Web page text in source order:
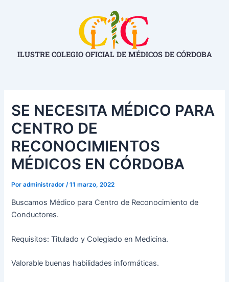
ILUSTRE COLEGIO OFICIAL DE MÉDICOS DE CÓRDOBA
SE NECESITA MÉDICO PARA
CENTRO DE
RECONOCIMIENTOS
MÉDICOS EN CÓRDOBA
Poradministrador /11 marzo, 2022
Buscamos Médico para Centro de Reconocimiento de
Conductores.
Requisitos: Titulado y Colegiado en Medicina.
Valorable buenas habilidades informáticas.